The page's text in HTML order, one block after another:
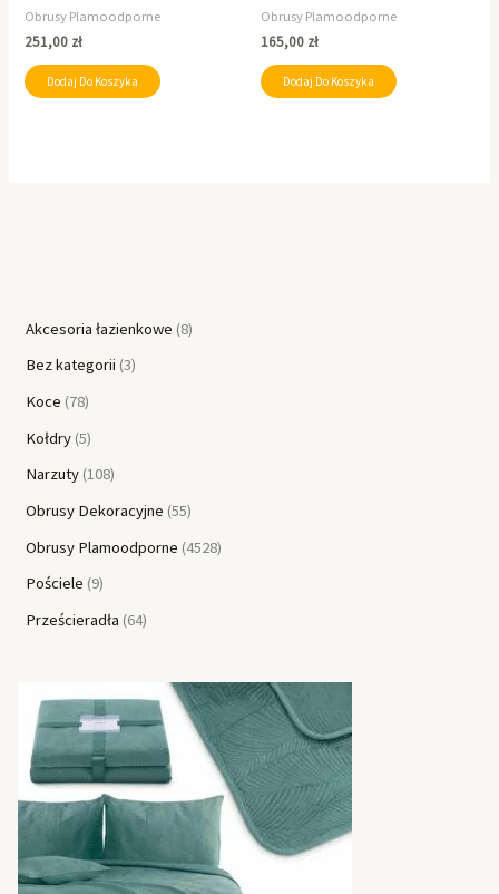
Akcesoria łazienkowe 8
Bez kategorii 3
Koce 78
Kołdry 5
Narzuty 108
Obrusy Dekoracyjne 55
Obrusy Plamoodporne 4528
Pościele 9
Prześcieradła 64
Obrusy Plamoodporne
251,00 zł
Dodaj Do Koszyka
Obrusy Plamoodporne
165,00 zł
Dodaj Do Koszyka